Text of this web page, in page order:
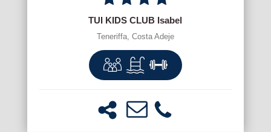
TUI KIDS CLUB Isabel
Teneriffa, Costa Adeje